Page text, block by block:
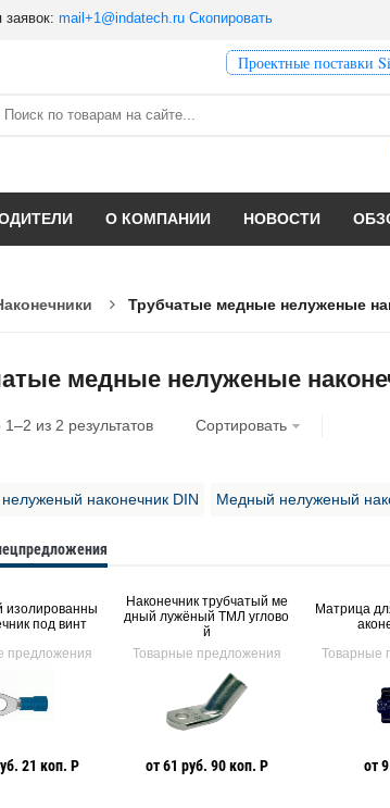
заявок: mail+1@indatech.ru Скопировать
Проектные поставки
О КОМПАНИИ НОВОСТИ
Трубчатые медные нелуженые
медные нелуженые
1–2 из 2 результатов Сортировать
наконечник DIN Медный нелуженый
изолированны
под винт
предложения
21 коп. Р
Наконечник трубчатый ме
дный лужёный ТМЛ углово
й
Товарные предложения
от 61 руб. 90 коп. Р
Матрица
Товарные
от